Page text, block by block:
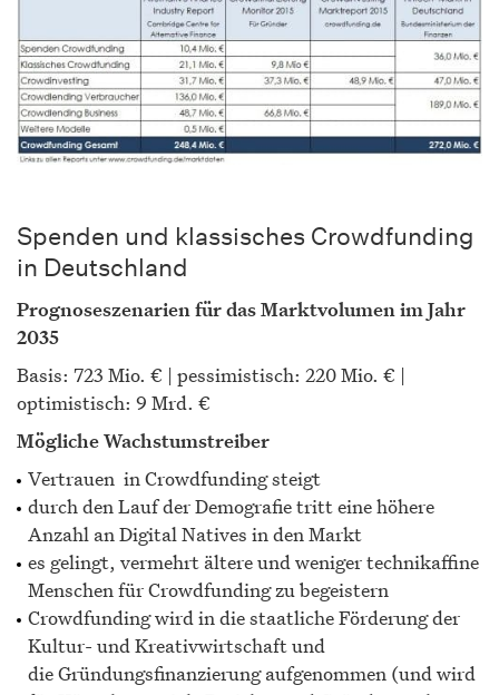
Spenden und klassisches Crowdfunding
in Deutschland
Prognoseszenarien für das Marktvolumen im Jahr
2035
Basis: 723 Mio. € | pessimistisch: 220 Mio. € |
optimistisch: 9 Mrd. €
Mögliche Wachstumstreiber
Vertrauen in Crowdfunding steigt
durch den Lauf der Demografie tritt eine höhere
Anzahl an Digital Natives in den Markt
es gelingt, vermehrt ältere und weniger technikaffine
Menschen für Crowdfunding zu begeistern
Crowdfunding wird in die staatliche Förderung der
Kultur- und Kreativwirtschaft und
die Gründungsfinanzierung aufgenommen (und wird